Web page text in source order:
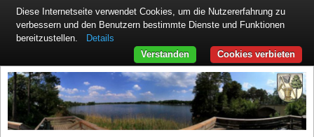
Diese Internetseite verwendet Cookies, um die Nutzererfahrung zu
verbessern und den Benutzern bestimmte Dienste und Funktionen
bereitzustellen.
Details
Cookies verbieten
Verstanden